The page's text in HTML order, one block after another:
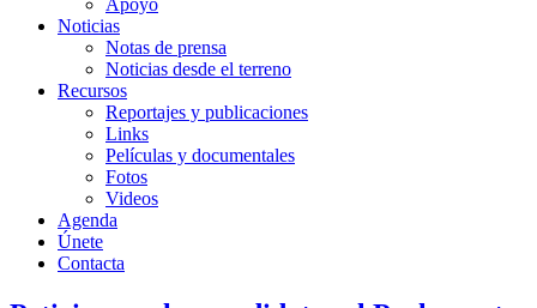
Apoyo
Noticias
Notas de prensa
Noticias desde el terreno
Recursos
Reportajes y publicaciones
Links
Películas y documentales
Fotos
Videos
Agenda
Únete
Contacta